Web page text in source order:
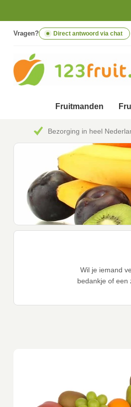
Vragen? Direct antwoord via chat
Fruitmanden
Bezorging in heel
Wil je iemand
bedankje of een